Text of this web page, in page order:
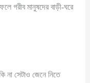
গরীব মানুষদের বাড়ী-ঘরে
না সেটাও জেনে নিতে